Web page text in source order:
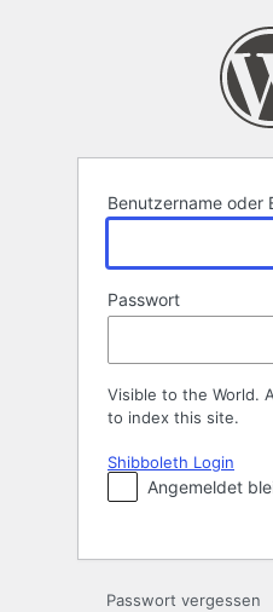
Benutzername oder
Passwort
Visible to the World.
to index this site.
Shibboleth Login
Angemeldet
Passwort vergessen